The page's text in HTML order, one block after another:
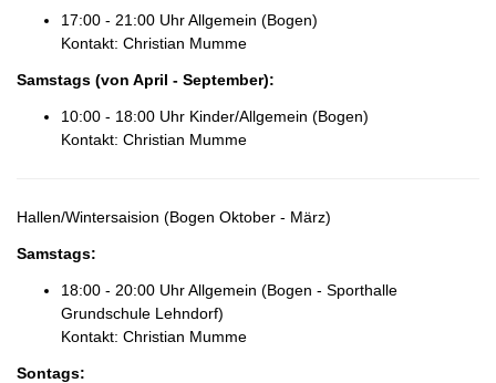
17:00 - 21:00 Uhr Allgemein (Bogen)
Kontakt: Christian Mumme
Samstags (von April - September):
10:00 - 18:00 Uhr Kinder/Allgemein (Bogen)
Kontakt: Christian Mumme
Hallen/Wintersaision (Bogen Oktober - März)
Samstags:
18:00 - 20:00 Uhr Allgemein (Bogen - Sporthalle
Grundschule Lehndorf)
Kontakt: Christian Mumme
Sontags: